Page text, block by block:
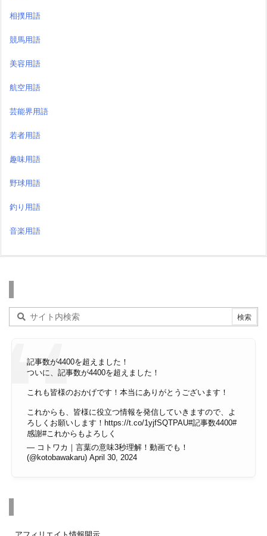
相撲用語
競馬用語
美容用語
航空用語
芸能界用語
若者用語
趣味用語
野球用語
釣り用語
音楽用語
記事数が4400を超えました！
ついに、記事数が4400を超えました！
これも皆様のおかげです！本当にありがとうございます！
これからも、皆様に役立つ情報を発信していきますので、よ
ろしくお願いします！ https://t.co/1yjfSQTPAU#記事数4400#
感謝#これからもよろしく
— コトワカ｜言葉の意味3秒理解！動画でも！
(@kotobawakaru) April 30, 2024